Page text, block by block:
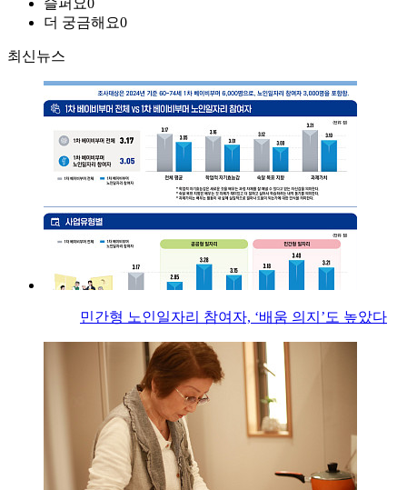
슬퍼요0
더 궁금해요0
최신뉴스
민간형 노인일자리 참여자, ‘배움 의지’도 높았다